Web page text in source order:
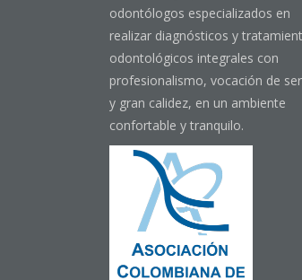
odontólogos especializados en
realizar diagnósticos y
odontológicos integrales con
profesionalismo, vocación de
y gran calidez, en un ambiente
confortable y tranquilo.